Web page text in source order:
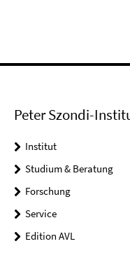
Peter Szondi-
Institut
Studium & Beratung
Forschung
Service
Edition AVL